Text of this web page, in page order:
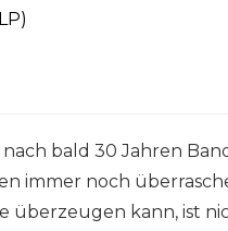
nach bald 30 Jahren
immer noch
überzeugen kann, ist